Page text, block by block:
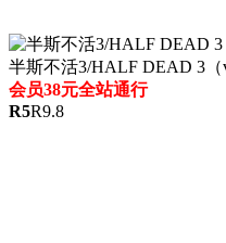
半斯不活3/HALF DEAD 3（
会员38元全站通行
R5R9.8